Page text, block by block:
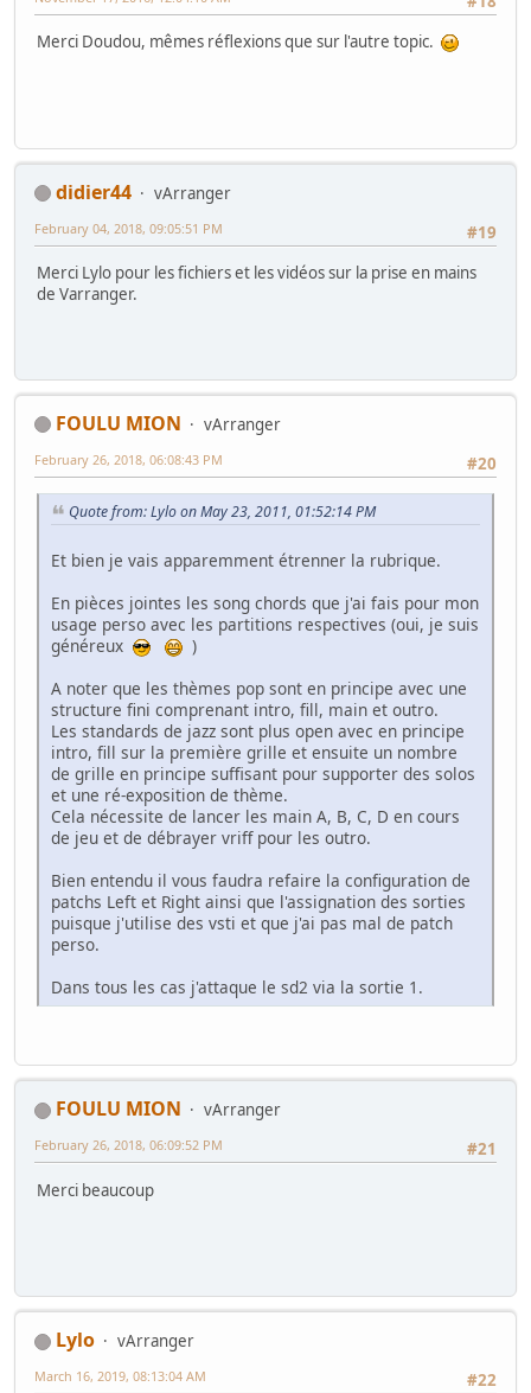
Merci Doudou, mêmes réflexions que sur l'autre topic.
didier44
vArranger
#19
February 04, 2018, 09:05:51 PM
Merci Lylo pour les fichiers et les vidéos sur la prise en mains
de Varranger.
FOULU MION
vArranger
#20
February 26, 2018, 06:08:43 PM
Quote from: Lylo on May 23, 2011, 01:52:14 PM
Et bien je vais apparemment étrenner la rubrique.
En pièces jointes les song chords que j'ai fais pour mon
usage perso avec les partitions respectives (oui, je suis
généreux
)
A noter que les thèmes pop sont en principe avec une
structure fini comprenant intro, fill, main et outro.
Les standards de jazz sont plus open avec en principe
intro, fill sur la première grille et ensuite un nombre
de grille en principe suffisant pour supporter des solos
et une ré-exposition de thème.
Cela nécessite de lancer les main A, B, C, D en cours
de jeu et de débrayer vriff pour les outro.
Bien entendu il vous faudra refaire la configuration de
patchs Left et Right ainsi que l'assignation des sorties
puisque j'utilise des vsti et que j'ai pas mal de patch
perso.
Dans tous les cas j'attaque le sd2 via la sortie 1.
FOULU MION
vArranger
#21
February 26, 2018, 06:09:52 PM
Merci beaucoup
Lylo
vArranger
#22
March 16, 2019, 08:13:04 AM